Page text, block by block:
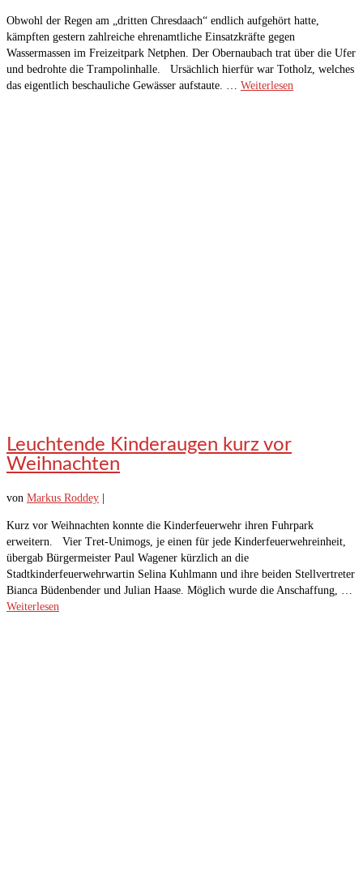
Obwohl der Regen am „dritten Chresdaach“ endlich aufgehört hatte,
kämpften gestern zahlreiche ehrenamtliche Einsatzkräfte gegen
Wassermassen im Freizeitpark Netphen. Der Obernaubach trat über die Ufer
und bedrohte die Trampolinhalle. Ursächlich hierfür war Totholz, welches
das eigentlich beschauliche Gewässer aufstaute. … Weiterlesen
Leuchtende Kinderaugen kurz vor
Weihnachten
von Markus Roddey |
Kurz vor Weihnachten konnte die Kinderfeuerwehr ihren Fuhrpark
erweitern. Vier Tret-Unimogs, je einen für jede Kinderfeuerwehreinheit,
übergab Bürgermeister Paul Wagener kürzlich an die
Stadtkinderfeuerwehrwartin Selina Kuhlmann und ihre beiden Stellvertreter
Bianca Büdenbender und Julian Haase. Möglich wurde die Anschaffung, …
Weiterlesen